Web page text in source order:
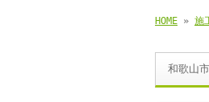
HOME » 施
和歌山